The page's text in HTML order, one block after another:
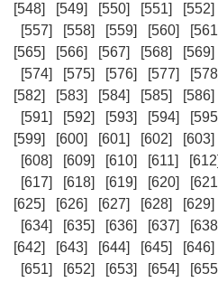
[548]
[549] [550] [551] [552]
[557]
[558] [559] [560]
[565]
[566] [567] [568] [569]
[574]
[575] [576] [577]
[582]
[583] [584] [585] [586]
[591]
[592] [593] [594]
[599]
[600] [601] [602] [603]
[608]
[609] [610] [611] [612]
[617]
[618] [619] [620]
[625]
[626] [627] [628] [629]
[634]
[635] [636] [637]
[642]
[643] [644] [645] [646]
[651]
[652] [653] [654]